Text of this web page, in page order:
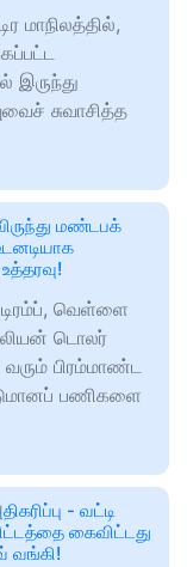
மாநிலத்தில்,
சுவாசித்த
மண்டபக்
வெள்ளை
டொலர்
வரும் பிரம்மாண்ட
பணிகளை
- வட்டி
கைவிட்டது
வங்கி!